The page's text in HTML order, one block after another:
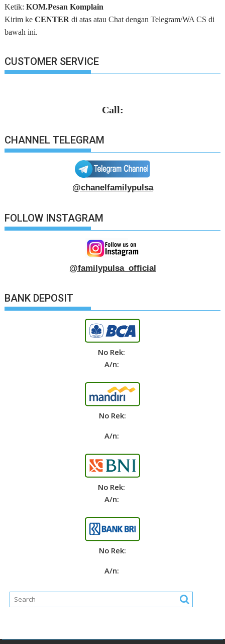
Ketik:KOM.Pesan Komplain
Kirim keCENTER di atas atau Chat dengan Telegram/WA CS di
bawah ini.
CUSTOMER SERVICE
Call:
CHANNEL TELEGRAM
@chanelfamilypulsa
FOLLOW INSTAGRAM
@familypulsa_official
BANK DEPOSIT
No Rek:
A/n:
No Rek:
A/n:
No Rek:
A/n:
No Rek:
A/n: